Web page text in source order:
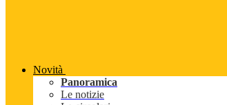
Novità
Panoramica
Le notizie